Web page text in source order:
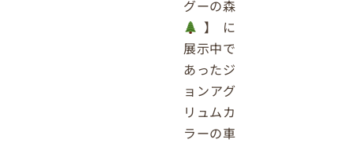
グーの森
】に
展示中で
あったジ
ョンアグ
リュムカ
ラーの車